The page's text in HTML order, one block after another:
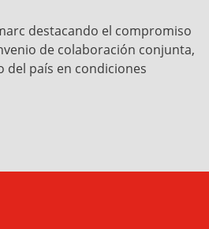
destacando el compromiso
de colaboración conjunta,
del país en condiciones